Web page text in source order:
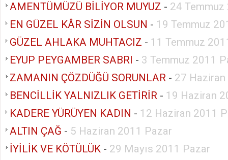
AMENTÜMÜZÜ BİLİYOR MUYUZ - 24
EN GÜZEL KÂR SİZİN OLSUN - 19 Temmuz
GÜZEL AHLAKA MUHTACIZ - 11 Temmuz
EYUP PEYGAMBER SABRI - 3 Temmuz 2011
ZAMANIN ÇÖZDÜĞÜ SORUNLAR - 27
BENCİLLİK YALNIZLIK GETİRİR - 19 Haziran
KADERE YÜRÜYEN KADIN - 12 Haziran 2011
ALTIN ÇAĞ - 5 Haziran 2011 Pazar
İYİLİK VE KÖTÜLÜK - 29 Mayıs 2011 Pazar